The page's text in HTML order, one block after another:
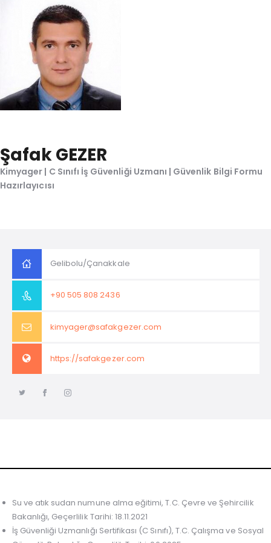
Şafak GEZER
Kimyager | C Sınıfı İş Güvenliği Uzmanı | Güvenlik Bilgi Formu
Hazırlayıcısı
Gelibolu/Çanakkale
+90 505 808 2436
kimyager@safakgezer.com
https://safakgezer.com
Su ve atık sudan numune alma eğitimi, T.C. Çevre ve Şehircilik
Bakanlığı, Geçerlilik Tarihi: 18.11.2021
İş Güvenliği Uzmanlığı Sertifikası (C Sınıfı), T.C. Çalışma ve Sosyal